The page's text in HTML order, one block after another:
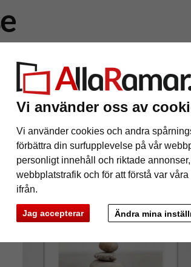
Vi använder oss av
Vi använder cookies och andra
förbättra din surfupplevelse på vår
personligt innehåll och riktade
webbplatstrafik och för att förstå var
ifrån.
Jag accepterar Ändra mina
195 kr i leveranskostnad.
Apollon med passepartout
Apollon med